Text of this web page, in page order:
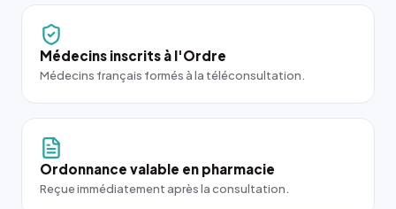
Médecins inscrits à l'Ordre
Médecins français formés à la téléconsultation.
Ordonnance valable en pharmacie
Reçue immédiatement après la consultation.